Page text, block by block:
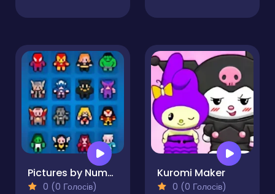
Pictures by Numbers - Superheroes
0 (0 Голосів)
Kuromi Maker
0 (0 Голосів)